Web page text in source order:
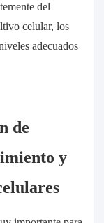
del
celular, los
adecuados
de
y